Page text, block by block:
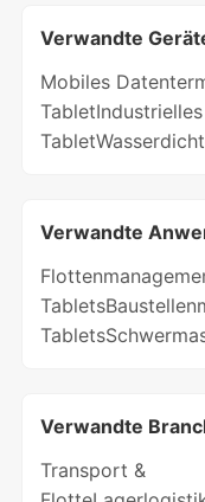
Verwandte
Mobiles
Tablet
Tablet
Verwandte
Tablets
Tablets
Verwandte
Transport &